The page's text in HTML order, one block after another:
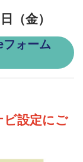
（金）
ォーム
ビ設定にご